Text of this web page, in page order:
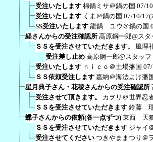
受注いたします 棉鍋ミサ＠鍋の国 07/
受注いたします くま＠鍋の国 07/10/17(
SS受注いたします 龍鍋 ユウ＠鍋の国
経さんからの受注確認所 高原鋼一郎@スタ
ＳＳを受注させていただきます。
風理
受注差し止め 高原鋼一郎@スタッフ
受注いたします ｎｉｃｏ＠土場藩国
ＳＳ依頼受注します 嘉納＠海法よけ藩
星月典子さん・花稜さんからの受注確認所
受注させて頂きます。
カヲリ＠世界忍
ＳＳを受注させていただきます 鈴藤
蝶子さんからの依頼(各一点ずつ) 東西 天
ＳＳを受注させていただきます ジャイ
受注させてください つきやままつり＠